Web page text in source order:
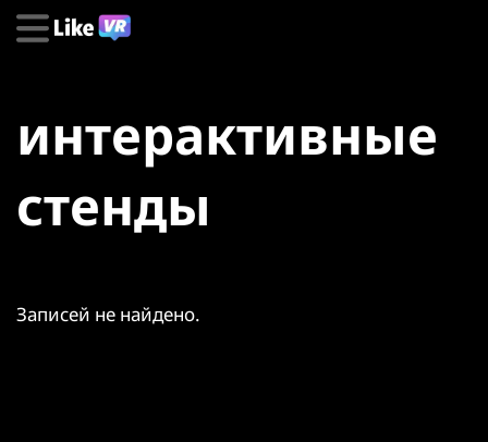
интерактивные
стенды
Записей не найдено.